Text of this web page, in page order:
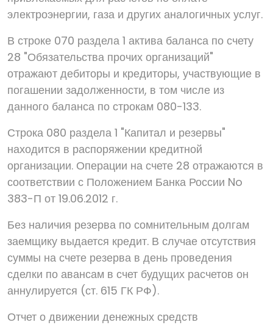
электроэнергии, газа и других аналогичных услуг.
В строке 070 раздела 1 актива баланса по счету
28 "Обязательства прочих организаций"
отражают дебиторы и кредиторы, участвующие в
погашении задолженности, в том числе из
данного баланса по строкам 080-133.
Строка 080 раздела 1 "Капитал и резервы"
находится в распоряжении кредитной
организации. Операции на счете 28 отражаются в
соответствии с Положением Банка России No
383-П от 19.06.2012 г.
Без наличия резерва по сомнительным долгам
заемщику выдается кредит. В случае отсутствия
суммы на счете резерва в день проведения
сделки по авансам в счет будущих расчетов он
аннулируется (ст. 615 ГК РФ).
Отчет о движении денежных средств